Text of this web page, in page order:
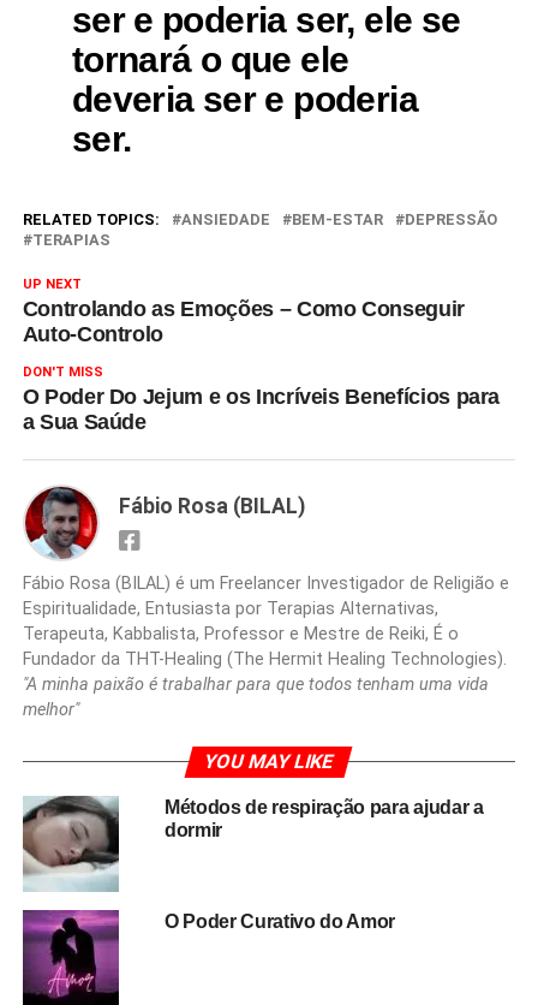
ser e poderia ser, ele se
tornará o que ele
deveria ser e poderia
ser.
RELATED TOPICS: ANSIEDADE BEM-ESTAR
DEPRESSÃO
TERAPIAS
UP NEXT
Controlando as Emoções – Como Conseguir
Auto-Controlo
DON'T MISS
O Poder Do Jejum e os Incríveis Benefícios para
a Sua Saúde
Fábio Rosa (BILAL)
Fábio Rosa (BILAL) é um Freelancer Investigador de Religião e
Espiritualidade, Entusiasta por Terapias Alternativas,
Terapeuta, Kabbalista, Professor e Mestre de Reiki, É o
Fundador da THT-Healing (The Hermit Healing Technologies).
"A minha paixão é trabalhar para que todos tenham uma vida
melhor"
YOU MAY LIKE
Métodos de respiração para ajudar a
dormir
O Poder Curativo do Amor